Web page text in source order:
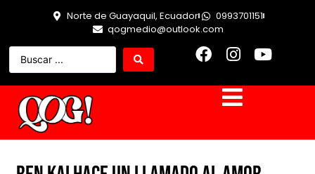
Norte de Guayaquil, Ecuador
0993701151
qogmedio@outlook.com